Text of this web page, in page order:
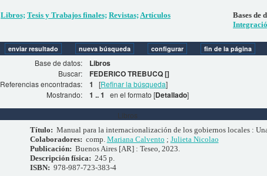
Libros; Tesis y Trabajos finales; Revistas;Artículos Bases de
Base de datos: Libros
Buscar: FEDERICO TREBUCQ []
Referencias encontradas: 1 [Refinar la búsqueda]
Mostrando:
1 .. 1 en el formato [Detallado]
Libros
Título: Manual para la internacionalización de los gobiernos locales :
Colaboradores: comp. Mariana Calvento ; Julieta Nicolao
Publicación: Buenos Aires [AR] : Teseo, 2023.
Descripción física: 245 p.
ISBN: 978-987-723-383-4